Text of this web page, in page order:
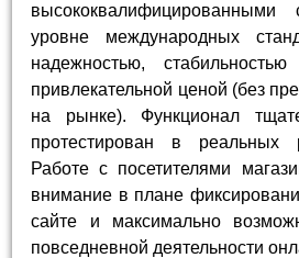
высококвалифицированными
уровне международных
надежностью,
привлекательной ценой (без
на рынке). Функционал
протестирован в реальных
Работе с посетителями
внимание в плане
сайте и максимально
повседневной деятельности